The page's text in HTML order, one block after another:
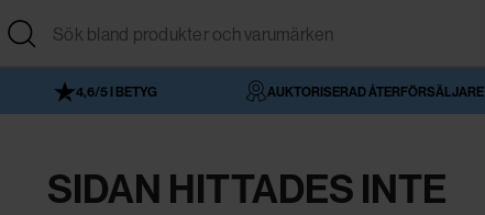
4,6/5 I BETYG AUKTORISERAD ÅTERFÖRSÄLJARE
SIDAN HITTADES INTE